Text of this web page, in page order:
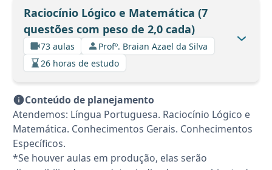
Raciocínio Lógico e Matemática (7
questões com peso de 2,0 cada)
73 aulas
Profº. Braian Azael da Silva
26 horas de estudo
Conteúdo de planejamento
Atendemos: Língua Portuguesa. Raciocínio Lógico e
Matemática. Conhecimentos Gerais. Conhecimentos
Específicos.
*Se houver aulas em produção, elas serão